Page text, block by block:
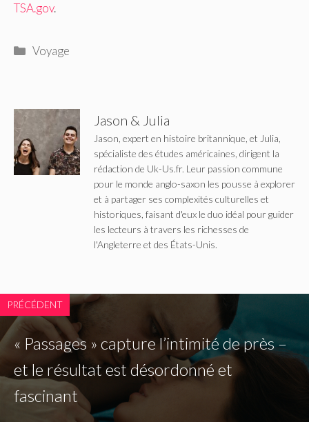
TSA.gov.
Catégories
Voyage
Jason & Julia
Jason, expert en histoire britannique, et Julia,
spécialiste des études américaines, dirigent la
rédaction de Uk-Us.fr. Leur passion commune
pour le monde anglo-saxon les pousse à explorer
et à partager ses complexités culturelles et
historiques, faisant d'eux le duo idéal pour guider
les lecteurs à travers les richesses de
l'Angleterre et des États-Unis.
PRÉCÉDENT
« Passages » capture l’intimité de près –
et le résultat est désordonné et
fascinant